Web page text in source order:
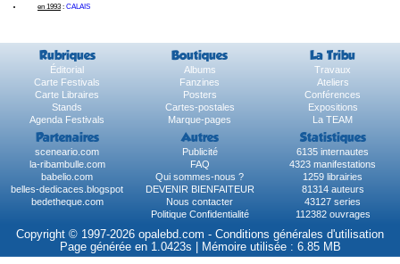
en 1993 : CALAIS
Rubriques Boutiques La Tribu
Éditorial Albums
Travaux
Carte Festivals
Fanzines
Ateliers
Carte Libraires
Posters
Conférences
Stands
Cartes-postales
Expositions
Agenda Festivals
Marque-pages La TEAM
Partenaires Autres Statistiques
sceneario.com Publicité
6135 internautes
la-ribambulle.com
FAQ
4323 manifestations
babelio.com
Qui sommes-nous ?
1259 librairies
belles-dedicaces.blogspot
DEVENIR BIENFAITEUR
81314 auteurs
bedetheque.com
Nous contacter
43127 series
Politique Confidentialité
112382 ouvrages
Copyright © 1997-2026 opalebd.com - Conditions générales d'utilisation
Page générée en 1.0423s | Mémoire utilisée : 6.85 MB